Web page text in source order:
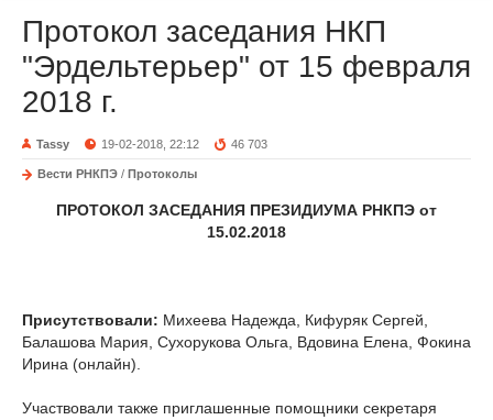
Протокол заседания НКП
"Эрдельтерьер" от 15 февраля
2018 г.
Tassy 19-02-2018, 22:12 46 703
Вести РНКПЭ / Протоколы
ПРОТОКОЛ ЗАСЕДАНИЯ ПРЕЗИДИУМА РНКПЭ от
15.02.2018
Присутствовали: Михеева Надежда, Кифуряк Сергей,
Балашова Мария, Сухорукова Ольга, Вдовина Елена, Фокина
Ирина (онлайн).
Участвовали также приглашенные помощники секретаря